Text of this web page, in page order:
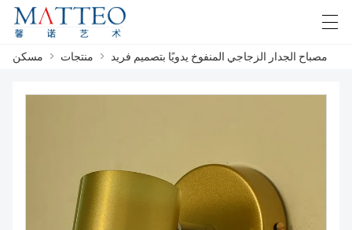
معلومات عنا
العربية Deutsch English Español مسكن > منتجات > مصباح الجدار الزجاجي المنفوخ يدويًا بتصميم فريد